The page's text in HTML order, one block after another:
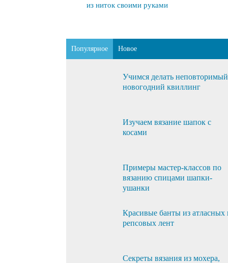
из ниток своими руками
Популярное Новое
Учимся делать неповторимый
новогодний квиллинг
Изучаем вязание шапок с
косами
Примеры мастер-классов по
вязанию спицами шапки-
ушанки
Красивые банты из атласных
репсовых лент
Секреты вязания из мохера,